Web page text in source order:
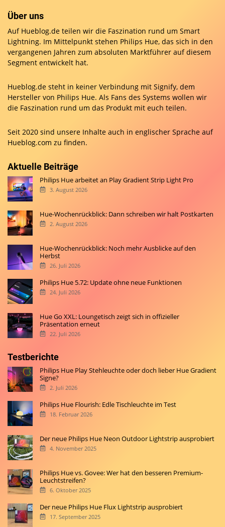
Über uns
Auf Hueblog.de teilen wir die Faszination rund um Smart
Lightning. Im Mittelpunkt stehen Philips Hue, das sich in den
vergangenen Jahren zum absoluten Marktführer auf diesem
Segment entwickelt hat.
Hueblog.de steht in keiner Verbindung mit Signify, dem
Hersteller von Philips Hue. Als Fans des Systems wollen wir
die Faszination rund um das Produkt mit euch teilen.
Seit 2020 sind unsere Inhalte auch in englischer Sprache auf
Hueblog.com zu finden.
Aktuelle Beiträge
Philips Hue arbeitet an Play Gradient Strip Light Pro
3. August 2026
Hue-Wochenrückblick: Dann schreiben wir halt Postkarten
2. August 2026
Hue-Wochenrückblick: Noch mehr Ausblicke auf den
Herbst
26. Juli 2026
Philips Hue 5.72: Update ohne neue Funktionen
24. Juli 2026
Hue Go XXL: Loungetisch zeigt sich in offizieller
Präsentation erneut
22. Juli 2026
Testberichte
Philips Hue Play Stehleuchte oder doch lieber Hue Gradient
Signe?
2. Juli 2026
Philips Hue Flourish: Edle Tischleuchte im Test
18. Februar 2026
Der neue Philips Hue Neon Outdoor Lightstrip ausprobiert
4. November 2025
Philips Hue vs. Govee: Wer hat den besseren Premium-
Leuchtstreifen?
6. Oktober 2025
Der neue Philips Hue Flux Lightstrip ausprobiert
17. September 2025